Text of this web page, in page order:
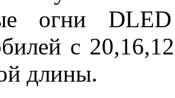
огни
с
длины.